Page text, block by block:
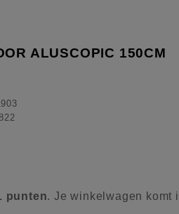
ALUSCOPIC 150CM
punten. Je winkelwagen komt